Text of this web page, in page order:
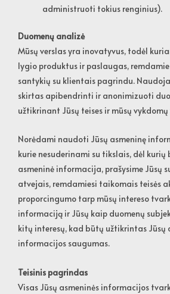
administruoti tokius renginius).
Duomenų analizė
Mūsų verslas yra inovatyvus, todėl
lygio produktus ir paslaugas,
santykių su klientais pagrindu.
skirtas apibendrinti ir anonimizuoti
užtikrinant Jūsų teises ir mūsų
Norėdami naudoti Jūsų asmeninę
kurie nesuderinami su tikslais, dėl kurių
asmeninė informacija, prašysime Jūsų
atvejais, remdamiesi taikomais teisės
proporcingumo tarp mūsų intereso
informaciją ir Jūsų kaip duomenų
kitų interesų, kad būtų užtikrintas Jūsų
informacijos saugumas.
Teisinis pagrindas
Visas Jūsų asmeninės informacijos